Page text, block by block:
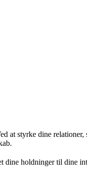
at styrke dine
holdninger til dine